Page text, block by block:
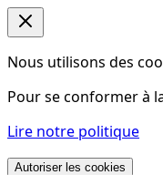
Nous utilisons des
Pour se conformer à
Lire notre politique
Autoriser les cookies